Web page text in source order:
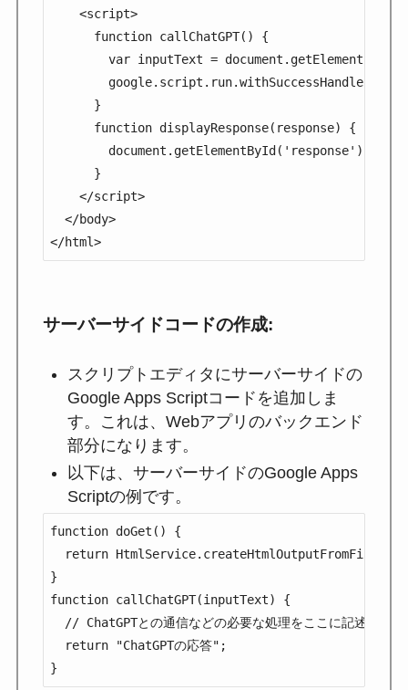
    <script>
      function callChatGPT() {
var inputText =
      }
      function displayResponse(response) {
      }
    </script>
  </body>
</html>
サーバーサイドコードの作成:
スクリプトエディタにサーバーサイドの
Google Apps Scriptコードを追加しま
す。これは、Webアプリのバックエンド
部分になります。
以下は、サーバーサイドのGoogle Apps
Scriptの例です。
function doGet() {
return
}
function callChatGPT(inputText) {
  // ChatGPTとの通信などの必要な処理をここに記述
  return "ChatGPTの応答";
}